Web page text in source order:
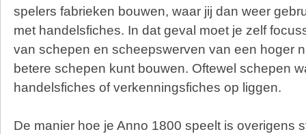
spelers fabrieken bouwen, waar jij dan weer
met handelsfiches. In dat geval moet je zelf
van schepen en scheepswerven van een hoger
betere schepen kunt bouwen. Oftewel schepen
handelsfiches of verkenningsfiches op liggen.
De manier hoe je Anno 1800 speelt is overigens